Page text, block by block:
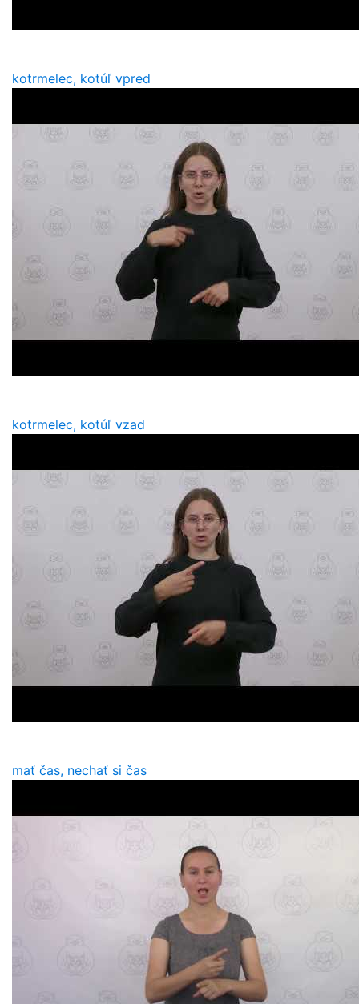
kotrmelec, kotúľ vpred
kotrmelec, kotúľ vzad
mať čas, nechať si čas